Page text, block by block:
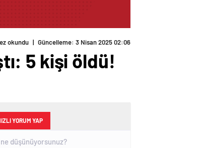
okundu | Güncelleme: 3 Nisan 2025 02:06
5 kişi öldü!
YORUM YAP